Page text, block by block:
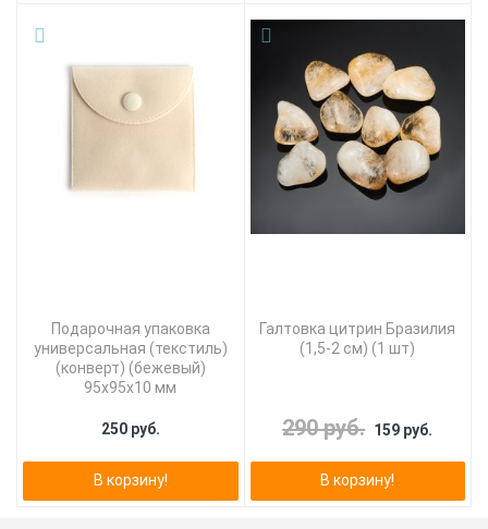
Подарочная упаковка
универсальная (текстиль)
(конверт) (бежевый)
95х95х10 мм
250 руб.
В корзину!
Галтовка цитрин Бразилия
(1,5-2 см) (1 шт)
290 руб. 159 руб.
В корзину!